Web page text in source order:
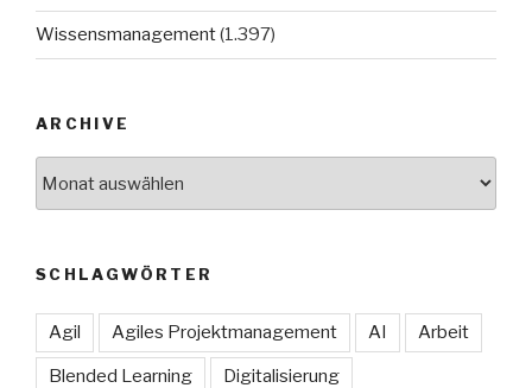
Wissensmanagement(1.397)
ARCHIVE
SCHLAGWÖRTER
Agil Agiles Projektmanagement AI Arbeit
Blended Learning Digitalisierung